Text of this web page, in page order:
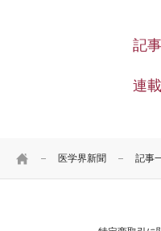
HOME 医学界新聞 記事
記
連